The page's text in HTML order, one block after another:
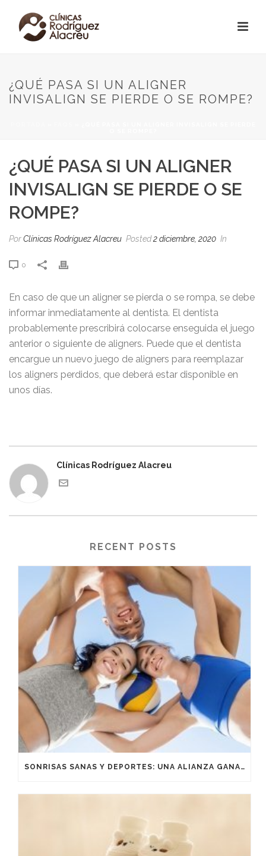
¿QUÉ PASA SI UN ALIGNER
INVISALIGN SE PIERDE O SE ROMPE?
¿QUÉ PASA SI UN ALIGNER
INVISALIGN SE PIERDE O SE
ROMPE?
PorClínicas Rodríguez Alacreu Posted2 diciembre, 2020 In
0
En caso de que un aligner se pierda o se rompa, se debe
informar inmediatamente al dentista. El dentista
probablemente prescribirá colocarse enseguida el juego
anterior o siguiente de aligners. Puede que el dentista
encargue un nuevo juego de aligners para reemplazar
los aligners perdidos, que deberá estar disponible en
unos días.
Clínicas Rodríguez Alacreu
RECENT POSTS
SONRISAS SANAS Y DEPORTES: UNA ALIANZA GANADORA